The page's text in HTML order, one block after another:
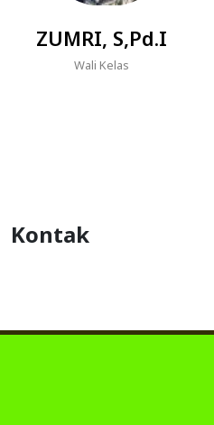
ZUMRI, S,Pd.I
Wali Kelas
Kontak